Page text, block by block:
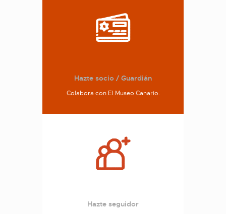
Hazte socio / Guardián
Colabora con El Museo Canario.
Hazte seguidor